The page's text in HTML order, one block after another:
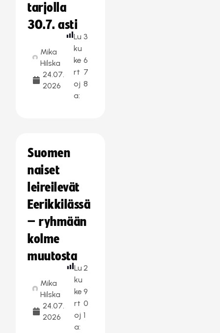
tarjolla
30.7. asti
Mika
Hilska
24.07.
2026
Lu
ku
ke
rt
oj
a:
3
6
7
8
Suomen
naiset
leireilevät
Eerikkilässä
– ryhmään
kolme
muutosta
Mika
Hilska
24.07.
2026
Lu
ku
ke
rt
oj
a:
2
9
0
1